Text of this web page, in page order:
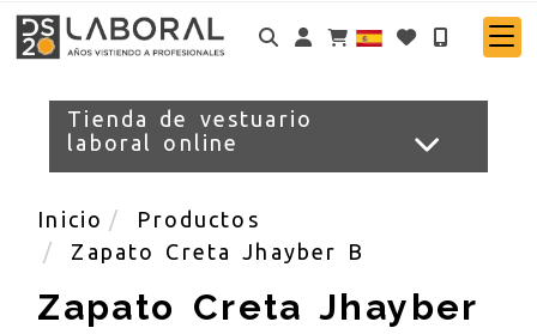
Identifícate
Tienda de vestuario
laboral online
Inicio
Productos
Zapato Creta Jhayber B
Zapato Creta Jhayber